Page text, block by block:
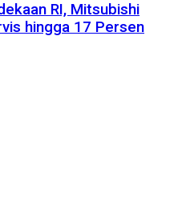
RI, Mitsubishi
hingga 17 Persen